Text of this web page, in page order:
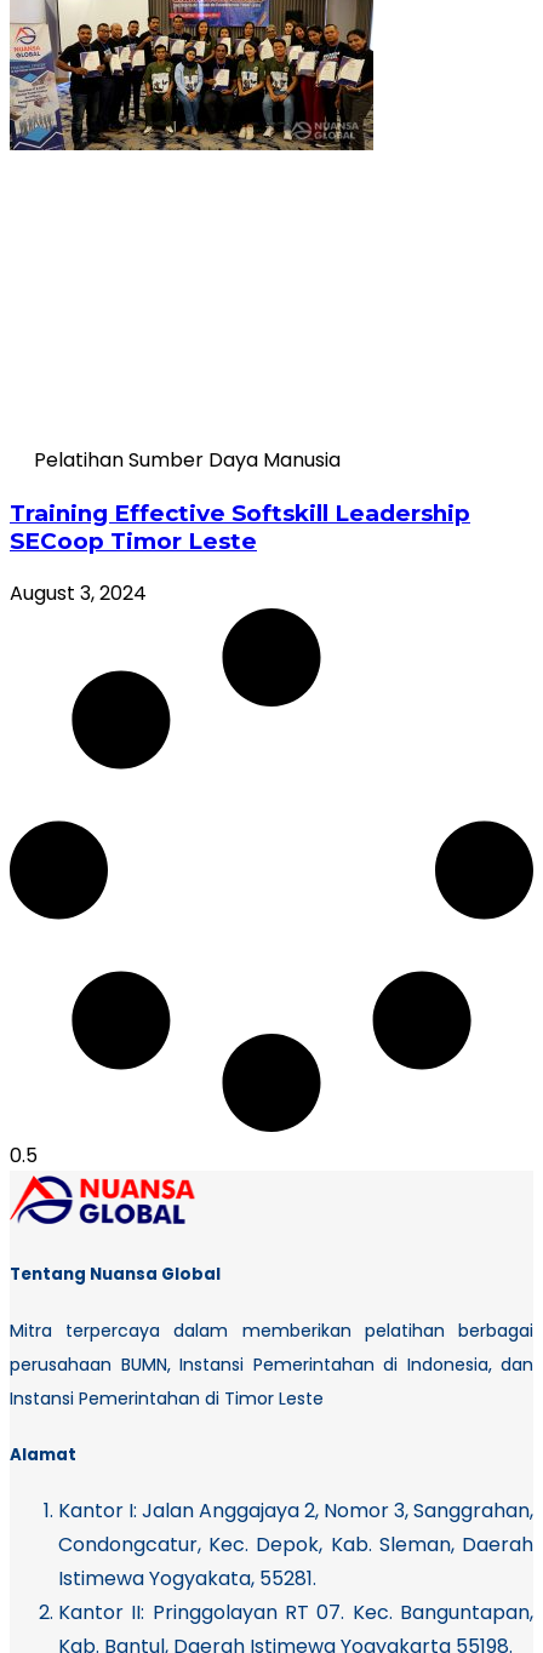
Pelatihan Sumber Daya Manusia
Training Effective Softskill Leadership
SECoop Timor Leste
August 3, 2024
Tentang Nuansa Global
Mitra terpercaya dalam memberikan pelatihan berbagai
perusahaan BUMN, Instansi Pemerintahan di Indonesia, dan
Instansi Pemerintahan di Timor Leste
Alamat
Kantor I: Jalan Anggajaya 2, Nomor 3, Sanggrahan,
Condongcatur, Kec. Depok, Kab. Sleman, Daerah
Istimewa Yogyakata, 55281.
Kantor II: Pringgolayan RT 07. Kec. Banguntapan,
Kab. Bantul, Daerah Istimewa Yogyakarta 55198.